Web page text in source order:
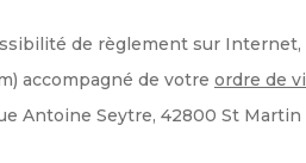
de règlement sur
accompagné de votre ordre de
Antoine Seytre, 42800 St Martin